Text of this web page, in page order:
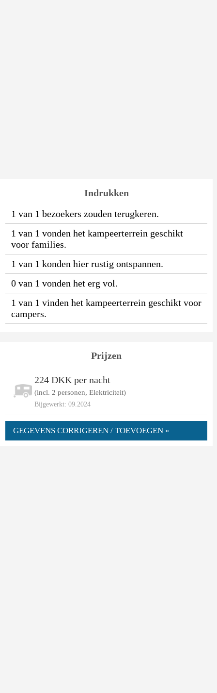
Indrukken
1 van 1 bezoekers zouden terugkeren.
1 van 1 vonden het kampeerterrein geschikt
voor families.
1 van 1 konden hier rustig ontspannen.
0 van 1 vonden het erg vol.
1 van 1 vinden het kampeerterrein geschikt voor
campers.
Prijzen
224 DKK per nacht
(incl. 2 personen, Elektriciteit)
Bijgewerkt: 09.2024
GEGEVENS CORRIGEREN / TOEVOEGEN »